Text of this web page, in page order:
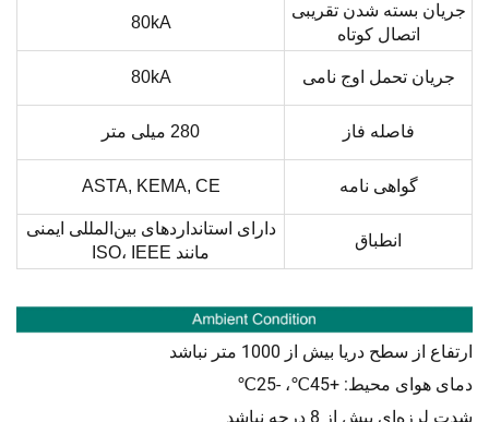
جریان بسته شدن تقریبی
اتصال کوتاه
80kA
جریان تحمل اوج نامی 80kA
فاصله فاز 280 میلی متر
گواهی نامه ASTA, KEMA, CE
انطباق
دارای استانداردهای بین‌المللی ایمنی
مانند ISO، IEEE
ارتفاع از سطح دریا بیش از 1000 متر نباشد
دمای هوای محیط: +45℃، -25℃
شدت لرزه‌ای بیش از 8 درجه نباشد